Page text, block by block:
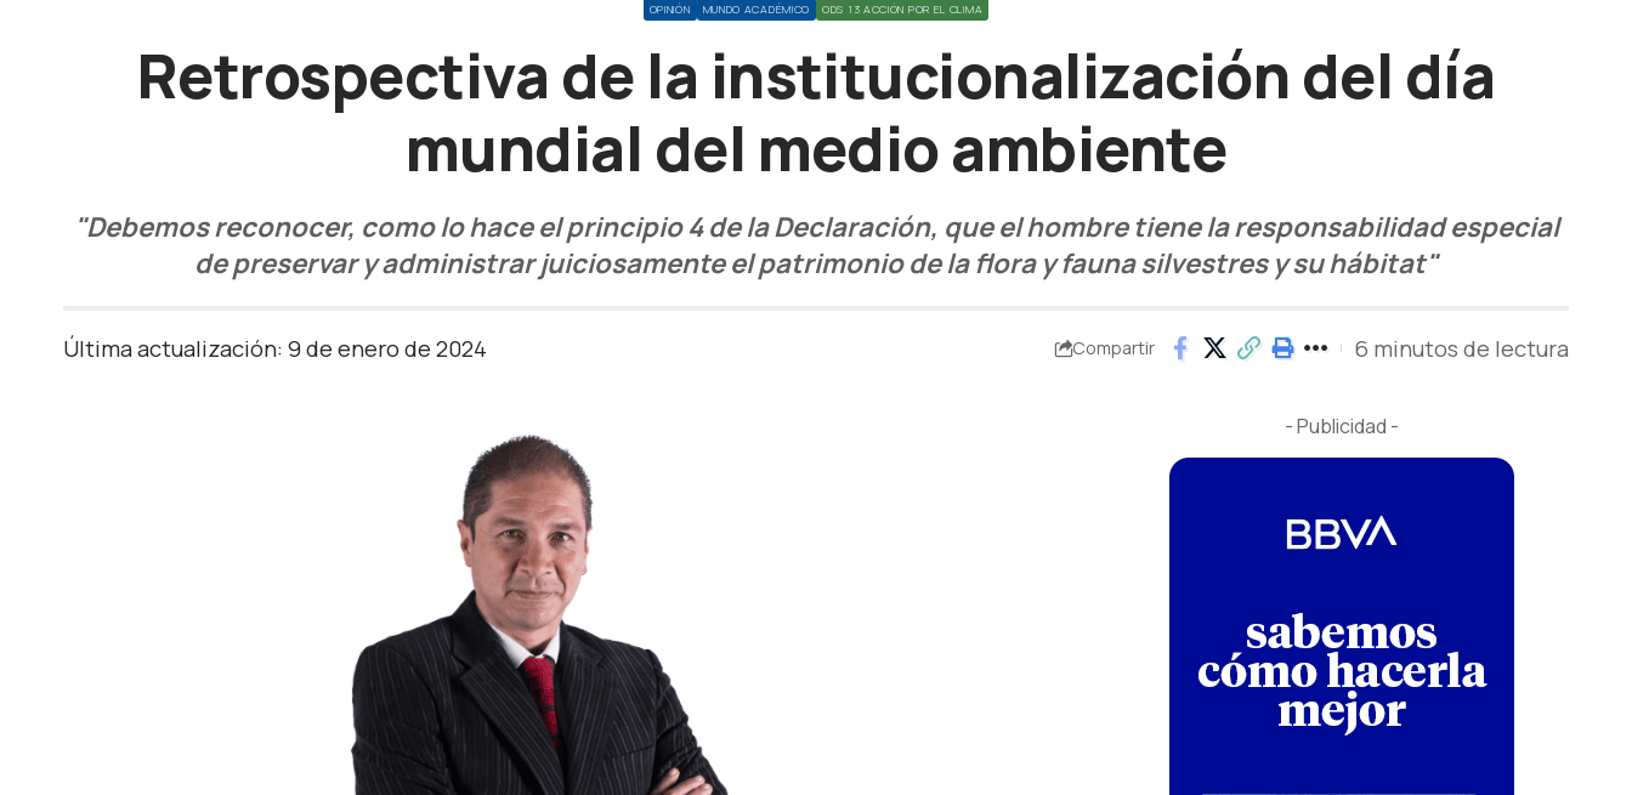
OPINIÓN MUNDO ACADÉMICO ODS 13 ACCIÓN POR EL CLIMA
Retrospectiva de la institucionalización del día
mundial del medio ambiente
"Debemos reconocer, como lo hace el principio 4 de la Declaración, que el hombre tiene la responsabilidad especial
de preservar y administrar juiciosamente el patrimonio de la flora y fauna silvestres y su hábitat"
Última actualización: 9 de enero de 2024 Compartir 6 minutos de lectura
- Publicidad -